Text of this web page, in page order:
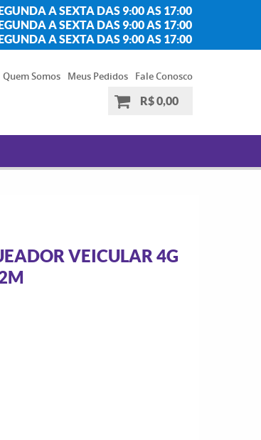
A SEXTA DAS 9:00 AS 17:00
A SEXTA DAS 9:00 AS 17:00
A SEXTA DAS 9:00 AS 17:00
Quem Somos Meus Pedidos
Fale Conosco
R$ 0,00
VEICULAR 4G